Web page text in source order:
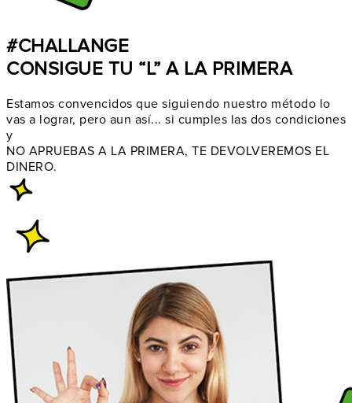
#CHALLANGE
CONSIGUE TU “L” A LA PRIMERA
Estamos convencidos que siguiendo nuestro método lo
vas a lograr, pero aun así... si cumples las dos condiciones
y
NO APRUEBAS A LA PRIMERA, TE DEVOLVEREMOS EL
DINERO.